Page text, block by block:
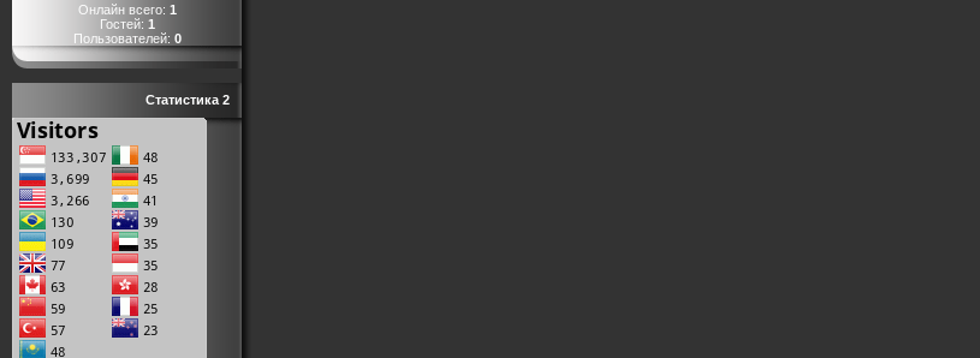
Онлайн всего: 1
Гостей: 1
Пользователей: 0
Статистика 2